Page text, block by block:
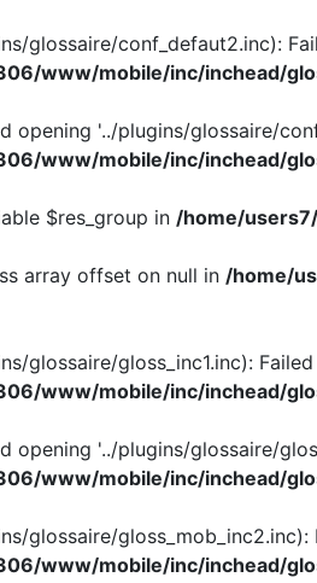
glossaire/conf_defaut2.inc):
www/mobile/inc/inchead/
opening '../plugins/glossaire/
www/mobile/inc/inchead/
$res_group in /home/
array offset on null in /home/
glossaire/gloss_inc1.inc):
www/mobile/inc/inchead/
opening '../plugins/glossaire/
www/mobile/inc/inchead/
glossaire/
www/mobile/inc/inchead/